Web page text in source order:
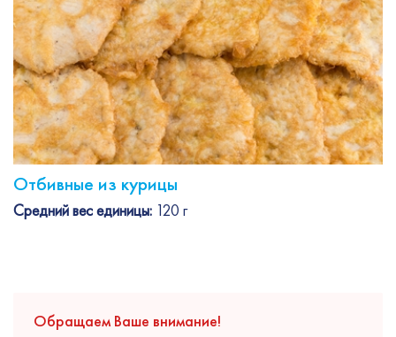
Отбивные из курицы
Средний вес единицы: 120 г
Обращаем Ваше внимание!